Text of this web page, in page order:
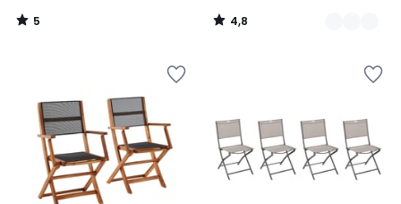
5
/
4,8
/